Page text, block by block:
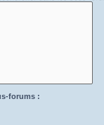
forums :